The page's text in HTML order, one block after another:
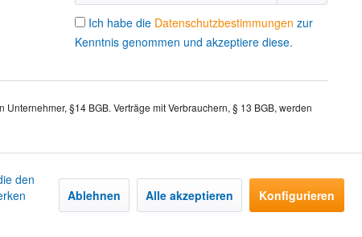
Ich habe die Datenschutzbestimmungen zur
Kenntnis genommen und akzeptiere diese.
§14 BGB. Verträge mit Verbrauchern, § 13 BGB, werden
den
Ablehnen Alle akzeptieren Konfigurieren